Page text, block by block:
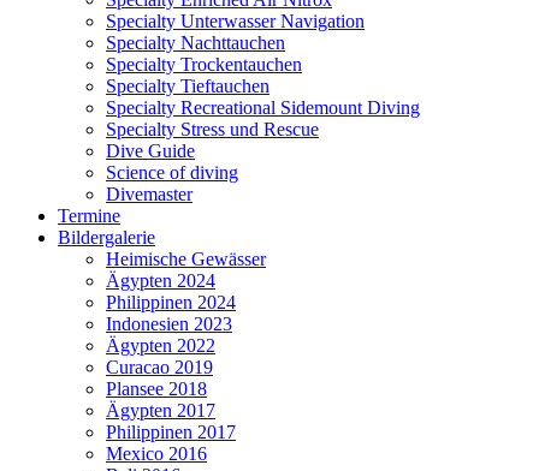
Specialty Unterwasser Navigation
Specialty Nachttauchen
Specialty Trockentauchen
Specialty Tieftauchen
Specialty Recreational Sidemount Diving
Specialty Stress und Rescue
Dive Guide
Science of diving
Divemaster
Termine
Bildergalerie
Heimische Gewässer
Ägypten 2024
Philippinen 2024
Indonesien 2023
Ägypten 2022
Curacao 2019
Plansee 2018
Ägypten 2017
Philippinen 2017
Mexico 2016